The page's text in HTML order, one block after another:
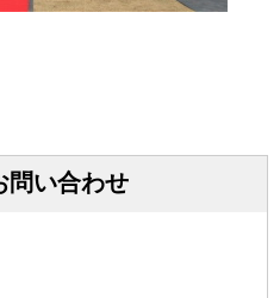
問い合わせ